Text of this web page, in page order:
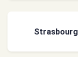
Strasbourg